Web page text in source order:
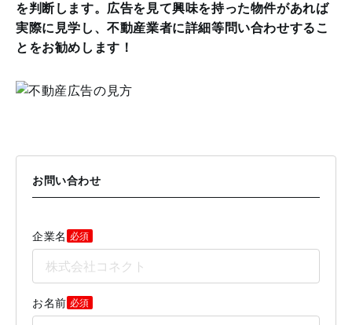
を判断します。広告を見て興味を持った物件があれば
実際に見学し、不動産業者に詳細等問い合わせするこ
とをお勧めします！
お問い合わせ
企業名 必須
お名前 必須